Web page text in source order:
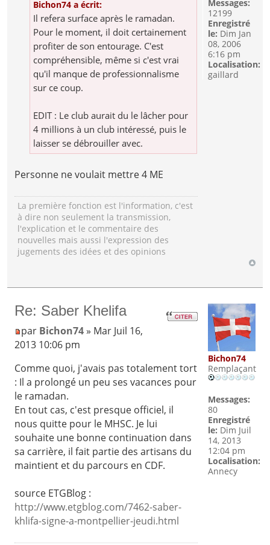
Bichon74 a écrit:
Il refera surface après le ramadan.
Pour le moment, il doit certainement
profiter de son entourage. C'est
compréhensible, même si c'est vrai
qu'il manque de professionnalisme
sur ce coup.
EDIT : Le club aurait du le lâcher pour
4 millions à un club intéressé, puis le
laisser se débrouiller avec.
Personne ne voulait mettre 4 ME
La première fonction est l'information, c'est
à dire non seulement la transmission,
l'explication et le commentaire des
nouvelles mais aussi l'expression des
jugements des idées et des opinions
Messages:
12199
Enregistré
le: Dim Jan
08, 2006
6:16 pm
Localisation:
gaillard
Re: Saber Khelifa
par Bichon74» Mar Juil 16,
2013 10:06 pm
Comme quoi, j'avais pas totalement tort
: Il a prolongé un peu ses vacances pour
le ramadan.
En tout cas, c'est presque officiel, il
nous quitte pour le MHSC. Je lui
souhaite une bonne continuation dans
sa carrière, il fait partie des artisans du
maintient et du parcours en CDF.
source ETGBlog :
http://www.etgblog.com/7462-saber-
khlifa-signe-a-montpellier-jeudi.html
Bichon74
Remplaçant
Messages:
80
Enregistré
le: Dim Juil
14, 2013
12:04 pm
Localisation:
Annecy